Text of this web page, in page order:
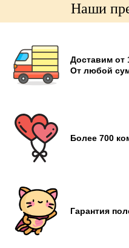
Наши
Доставим от
От любой
Более 700
Гарантия